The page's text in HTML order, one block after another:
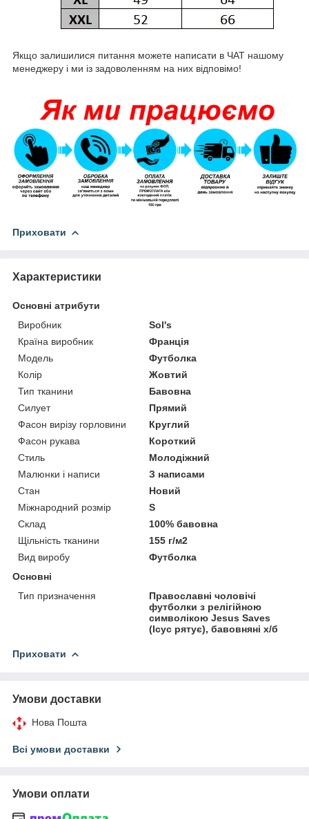
Якщо залишилися питання можете написати в ЧАТ нашому
менеджеру і ми із задоволенням на них відповімо!
Приховати
Характеристики
Основні атрибути
Виробник
Sol's
Країна виробник
Франція
Модель
Футболка
Колір
Жовтий
Тип тканини
Бавовна
Силует
Прямий
Фасон вирізу горловини
Круглий
Фасон рукава
Короткий
Стиль
Молодіжний
Малюнки і написи
З написами
Стан
Новий
Міжнародний розмір
S
Склад
100% бавовна
Щільність тканини
155 г/м2
Вид виробу
Футболка
Основні
Тип призначення
Православні чоловічі
футболки з релігійною
символікою Jesus Saves
(Ісус рятує), бавовняні х/б
Приховати
Умови доставки
Нова Пошта
Всі умови доставки
Умови оплати